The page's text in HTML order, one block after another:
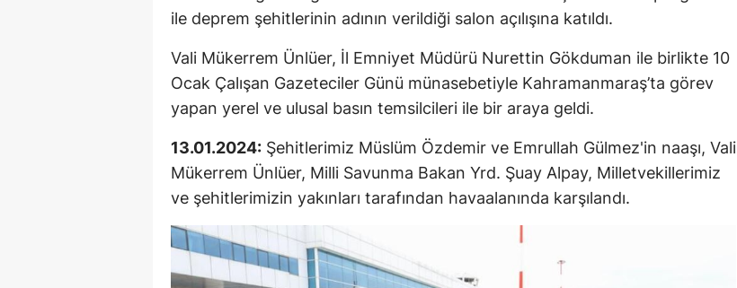
ile deprem şehitlerinin adının verildiği salon açılışına katıldı.
Vali Mükerrem Ünlüer, İl Emniyet Müdürü Nurettin Gökduman ile birlikte 10
Ocak Çalışan Gazeteciler Günü münasebetiyle Kahramanmaraş’ta görev
yapan yerel ve ulusal basın temsilcileri ile bir araya geldi.
13.01.2024: Şehitlerimiz Müslüm Özdemir ve Emrullah Gülmez'in naaşı, Vali
Mükerrem Ünlüer, Milli Savunma Bakan Yrd. Şuay Alpay, Milletvekillerimiz
ve şehitlerimizin yakınları tarafından havaalanında karşılandı.